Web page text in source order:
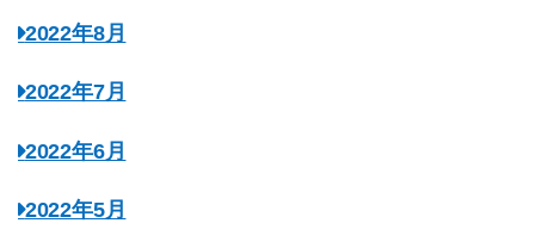
2022年8月
2022年7月
2022年6月
2022年5月